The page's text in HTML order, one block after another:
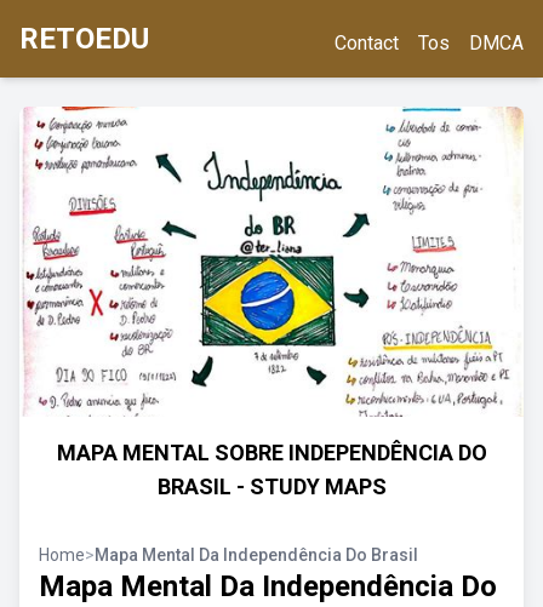
RETOEDU Contact Tos DMCA
MAPA MENTAL SOBRE INDEPENDÊNCIA DO
BRASIL - STUDY MAPS
Home>Mapa Mental Da Independência Do Brasil
Mapa Mental Da Independência Do